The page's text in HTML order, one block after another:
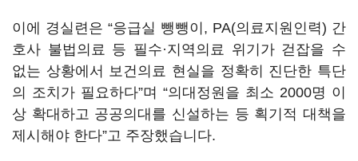
이에 경실련은 “응급실 뺑뺑이, PA(의료지원인력) 간
호사 불법의료 등 필수·지역의료 위기가 걷잡을 수
없는 상황에서 보건의료 현실을 정확히 진단한 특단
의 조치가 필요하다”며 “의대정원을 최소 2000명 이
상 확대하고 공공의대를 신설하는 등 획기적 대책을
제시해야 한다”고 주장했습니다.